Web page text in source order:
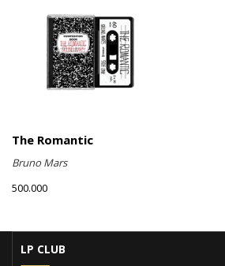
The Romantic
Bruno Mars
500.000
LP CLUB